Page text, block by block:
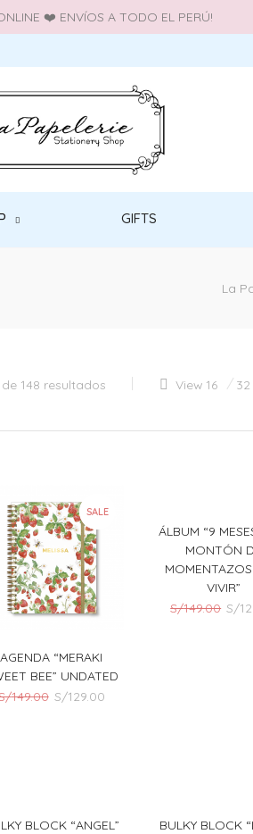
❤️ ENVÍOS A TODO EL PERÚ!
GIFTS
La
148 resultados View 16 32
SALE
AGENDA “MERAKI
BEE” UNDATED
149.00 El
S/129.00El
ÁLBUM “9
MONTÓN
VIVIR”
S/149.00 El
S/
BLOCK “ANGEL”
BULKY BLOCK